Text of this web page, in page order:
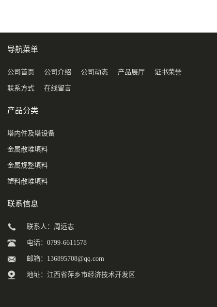
导航菜单
公司首页 公司介绍 公司动态 产品展厅 证书荣誉
联系方式 在线留言
产品分类
塔内件及塔设备
金属散堆填料
金属规整填料
塑料散堆填料
联系信息
联系人：周远志
电话：0799-6611578
邮箱： 136895708@qq.com
地址：江西省萍乡市经济技术开发区